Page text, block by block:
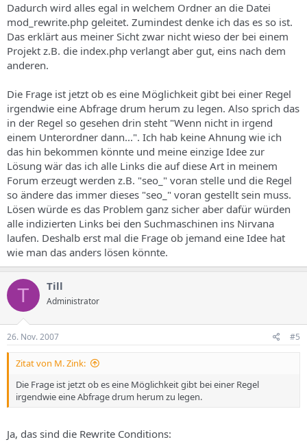
Dadurch wird alles egal in welchem Ordner an die Datei
mod_rewrite.php geleitet. Zumindest denke ich das es so ist.
Das erklärt aus meiner Sicht zwar nicht wieso der bei einem
Projekt z.B. die index.php verlangt aber gut, eins nach dem
anderen.
Die Frage ist jetzt ob es eine Möglichkeit gibt bei einer Regel
irgendwie eine Abfrage drum herum zu legen. Also sprich das
in der Regel so gesehen drin steht "Wenn nicht in irgend
einem Unterordner dann...". Ich hab keine Ahnung wie ich
das hin bekommen könnte und meine einzige Idee zur
Lösung wär das ich alle Links die auf diese Art in meinem
Forum erzeugt werden z.B. "seo_" voran stelle und die Regel
so ändere das immer dieses "seo_" voran gestellt sein muss.
Lösen würde es das Problem ganz sicher aber dafür würden
alle indizierten Links bei den Suchmaschinen ins Nirvana
laufen. Deshalb erst mal die Frage ob jemand eine Idee hat
wie man das anders lösen könnte.
T Till
Administrator
26. Nov. 2007 #5
Zitat von M. Zink:
Die Frage ist jetzt ob es eine Möglichkeit gibt bei einer Regel
irgendwie eine Abfrage drum herum zu legen.
Ja, das sind die Rewrite Conditions: